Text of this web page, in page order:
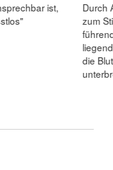
ist,
Durch
zum
die